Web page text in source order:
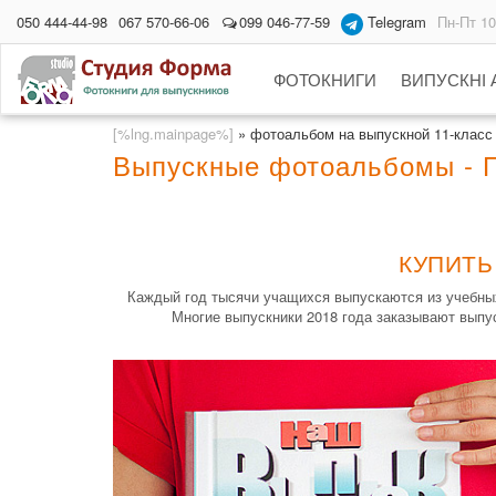
050 444-44-98 067 570-66-06 099 046-77-59 Telegram Пн-Пт
ФОТОКНИГИ
[%lng.mainpage%] » фотоальбом на выпускной 11-класс
Выпускные фотоальбомы -
Каждый год тысячи учащихся выпускаются из
Многие выпускники 2018 года заказывают